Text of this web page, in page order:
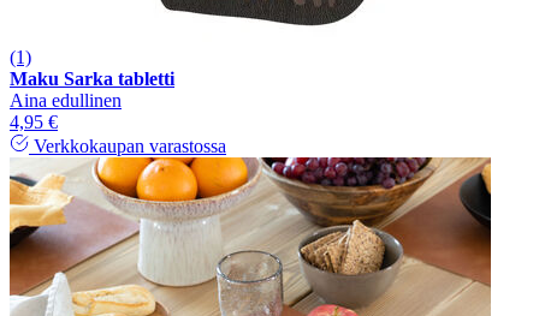
(1)
Maku Sarka tabletti
Aina edullinen
4,95 €
Verkkokaupan varastossa